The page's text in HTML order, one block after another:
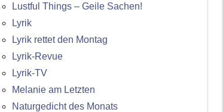
Lustful Things – Geile Sachen!
Lyrik
Lyrik rettet den Montag
Lyrik-Revue
Lyrik-TV
Melanie am Letzten
Naturgedicht des Monats